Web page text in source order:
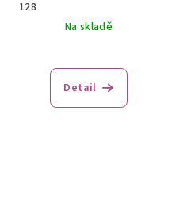
128
Na skladě
Detail